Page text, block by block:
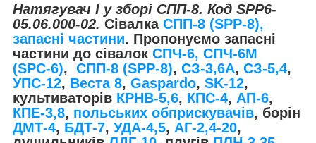
Натягувач I у зборі СПП-8. Код SРР6-
05.06.000-02. Сівалка СПП-8 (SPP-8),
запасні частини. Пропонуємо запасні
частини до сівалок СПЧ-6, СПЧ-6М
(SPС-6), СПП-8 (SPP-8), СЗ-3,6А, СЗ-5,4,
УПС-12, Веста 8, Gaspardo, SK-12,
культиваторів КРНВ-5,6, КПС-4, АП-6,
КПЕ-3,8, польських обприскувачів, борін
ДМТ-4, БДТ-7, УДА-4,5, АГ-2,4-20,